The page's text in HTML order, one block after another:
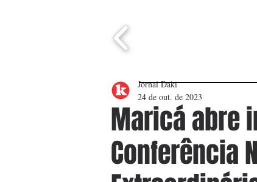
Maricá abre
Conferência
Jornal Daki
24 de out. de 2023